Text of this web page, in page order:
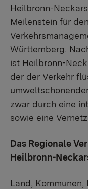
Heilbronn-
Meilenstein für
Württemberg.
ist Heilbronn-
der der Verkehr
zwar durch eine
sowie eine
Das Regionale
Heilbronn-
Land,